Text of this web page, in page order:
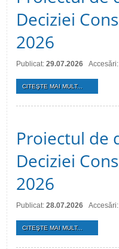
Deciziei
2026
Publicat: 29.07.2026
CITEŞTE MAI MULT...
Proiectul de
Deciziei
2026
Publicat: 28.07.2026
CITEŞTE MAI MULT...